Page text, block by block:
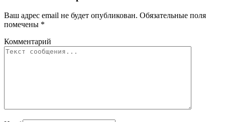
Ваш адрес email не будет опубликован. Обязательные поля
помечены *
Комментарий